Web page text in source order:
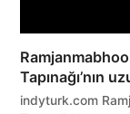
Tapınağı’nın
indyturk.com